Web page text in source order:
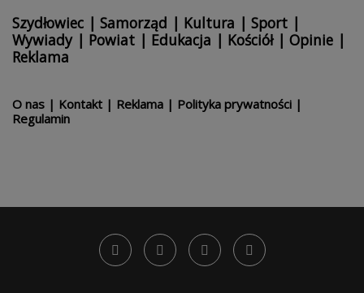
Szydłowiec | Samorząd | Kultura | Sport |
Wywiady| Powiat | Edukacja | Kościół| Opinie |
Reklama
O nas | Kontakt | Reklama | Polityka prywatności |
Regulamin